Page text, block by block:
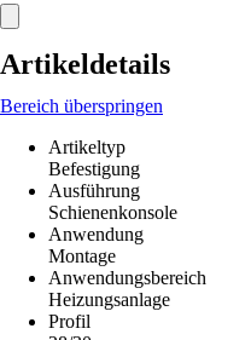
Artikeldetails
Bereich überspringen
Artikeltyp
Befestigung
Ausführung
Schienenkonsole
Anwendung
Montage
Anwendungsbereich
Heizungsanlage
Profil